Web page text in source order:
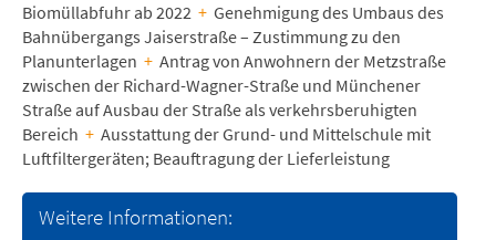
Biomüllabfuhr ab 2022 + Genehmigung des Umbaus des
Bahnübergangs Jaiserstraße – Zustimmung zu den
Planunterlagen + Antrag von Anwohnern der Metzstraße
zwischen der Richard-Wagner-Straße und Münchener
Straße auf Ausbau der Straße als verkehrsberuhigten
Bereich + Ausstattung der Grund- und Mittelschule mit
Luftfiltergeräten; Beauftragung der Lieferleistung
Weitere Informationen: